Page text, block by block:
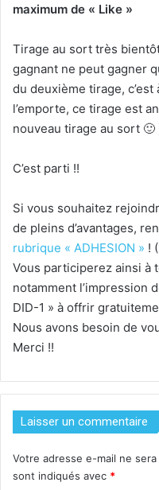
maximum de « Like »
Tirage au sort très
gagnant ne peut gagner
du deuxième tirage,
l’emporte, ce tirage est
nouveau tirage au sort 🙂
C’est parti !!
Si vous souhaitez
de pleins d’avantages,
rubrique « ADHESION » !
Vous participerez ainsi à
notamment l’impression
DID-1 » à offrir
Nous avons besoin de
Merci !!
Laisser un commentaire
Votre adresse e-mail ne
sont indiqués avec *